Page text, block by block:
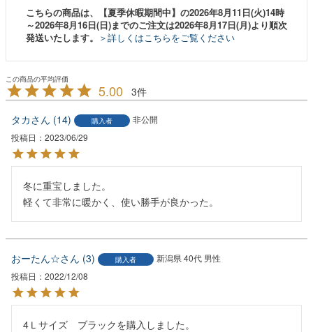
こちらの商品は、【夏季休暇期間中】の2026年8月11日(火)14時
～2026年8月16日(日)までのご注文は2026年8月17日(月)より順次
発送いたします。 ＞詳しくはこちらをご覧ください
5.00
3
タカ
14 購入者
非公開
投稿日
2023/06/29
冬に重宝しました。
軽くて非常に暖かく、使い勝手が良かった。
おーたん☆ 3 購入者 新潟県 40代 男性
投稿日
2022/12/08
4Ｌサイズ　ブラックを購入しました。